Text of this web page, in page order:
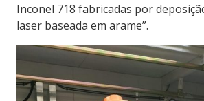
Inconel 718 fabricadas por
laser baseada em arame”.